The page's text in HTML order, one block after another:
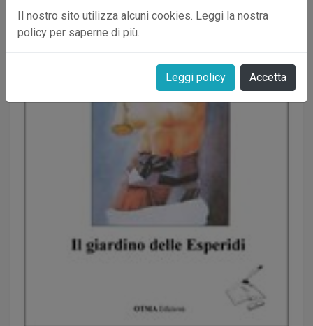
Il nostro sito utilizza alcuni cookies. Leggi la nostra
policy per saperne di più.
Leggi policy Accetta